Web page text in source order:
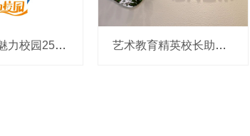
活动预告 魅力校园25周年系列活动暑期档 艺术教育精英校长助梦行动34期走进滁州，共探艺术教育破局新思路